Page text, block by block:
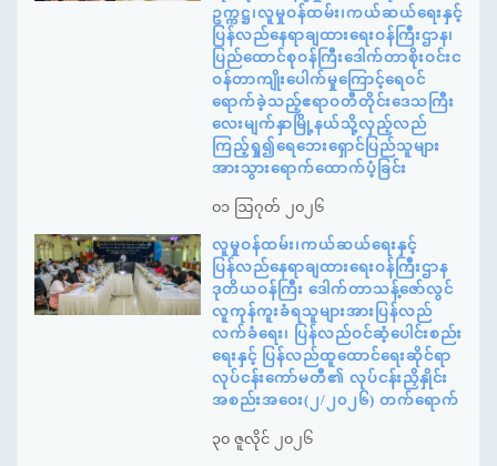
ဥက္ကဋ္ဌ၊လူမှုဝန်ထမ်း၊ကယ်ဆယ်ရေးနှင့်
ပြန်လည်နေရာချထားရေးဝန်ကြီးဌာန၊
ပြည်ထောင်စုဝန်ကြီးဒေါက်တာစိုးဝင်းင
ဝန်တာကျိုးပေါက်မှုကြောင့်ရေဝင်
ရောက်ခဲ့သည့်ဧရာဝတီတိုင်းဒေသကြီး
လေးမျက်နှာမြို့နယ်သို့လှည့်လည်
ကြည့်ရှု၍ရေဘေးရှောင်ပြည်သူများ
အားသွားရောက်ထောက်ပံ့ခြင်း
၀၁ ဩဂုတ် ၂၀၂၆
လူမှုဝန်ထမ်း၊ကယ်ဆယ်ရေးနှင့်
ပြန်လည်နေရာချထားရေးဝန်ကြီးဌာန
ဒုတိယဝန်ကြီး ဒေါက်တာသန့်ဇော်လွင်
လူကုန်ကူးခံရသူများအားပြန်လည်
လက်ခံရေး၊ ပြန်လည်ဝင်ဆံ့ပေါင်းစည်း
ရေးနှင့် ပြန်လည်ထူထောင်ရေးဆိုင်ရာ
လုပ်ငန်းကော်မတီ၏ လုပ်ငန်းညှိနှိုင်း
အစည်းအဝေး(၂/၂၀၂၆) တက်ရောက်
၃၀ ဇူလိုင် ၂၀၂၆